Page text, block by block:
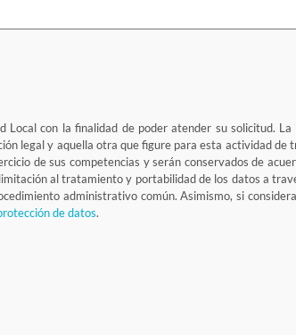
con la finalidad de poder atender su solicitud.
legal y aquella otra que figure para esta actividad de
de sus competencias y serán conservados de
al tratamiento y portabilidad de los datos a
administrativo común. Asimismo, si
de datos.